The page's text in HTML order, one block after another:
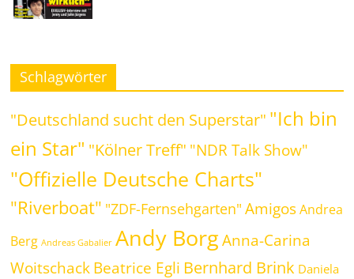
Schlagwörter
"Deutschland sucht den Superstar" "Ich bin
ein Star" "Kölner Treff" "NDR Talk Show"
"Offizielle Deutsche Charts"
"Riverboat" "ZDF-Fernsehgarten" Amigos Andrea
Berg Andreas Gabalier Andy Borg Anna-Carina
WoitschackBeatrice Egli Bernhard Brink Daniela